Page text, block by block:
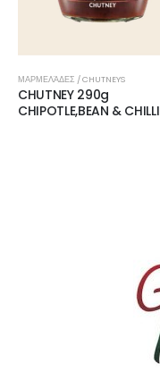
ΜΑΡΜΕΛΆΔΕΣ / CHUTNEYS
CHUTNEY 290g
CHIPOTLE,BEAN & CHILLI